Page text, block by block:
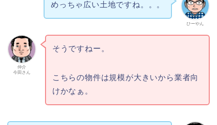
ひーやん
めっちゃ広い土地ですね。。。
仲介
今田さん
そうですねー。
こちらの物件は規模が大きいから業者向
けかなぁ。